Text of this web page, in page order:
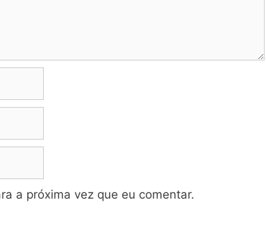
a próxima vez que eu comentar.